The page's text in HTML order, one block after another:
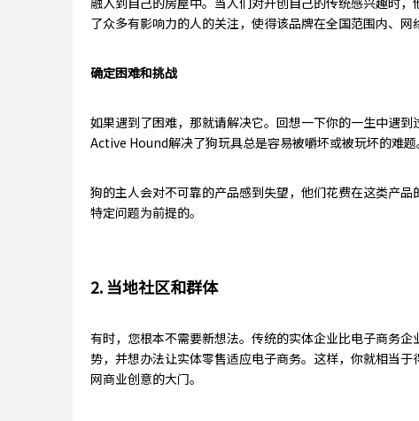
了众多有影响力的人的关注，使得该品牌在全国范围内、网
确定困难和挑战
如果遇到了困难，那就请解决它。回想一下你的一生中遇
Active Hound解决了狗玩具总是容易被嚼坏或被玩坏的难题
狗的主人会对不可靠的产品感到失望，他们花费在这类产
特定问题为前提的。
2. 当地社区和群体
有时，您根本不需要新想法。传统的实体企业比电子商务
势，并想办法让实体零售适应电子商务。这样，你就相当
网商业创意的大门。